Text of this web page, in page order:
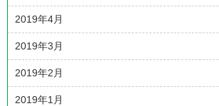
2019年4月
2019年3月
2019年2月
2019年1月